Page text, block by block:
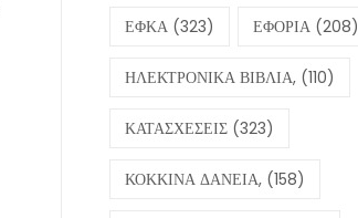
ΕΦΚΑ (323) ΕΦΟΡΙΑ (208)
ΗΛΕΚΤΡΟΝΙΚΑ ΒΙΒΛΙΑ, (110)
ΚΑΤΑΣΧΕΣΕΙΣ (323)
ΚΟΚΚΙΝΑ ΔΑΝΕΙΑ, (158)